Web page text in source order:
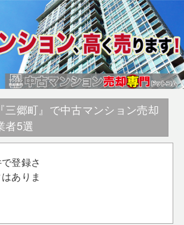
三郷町』で中古マンション売却
者5選
登録さ
ありま